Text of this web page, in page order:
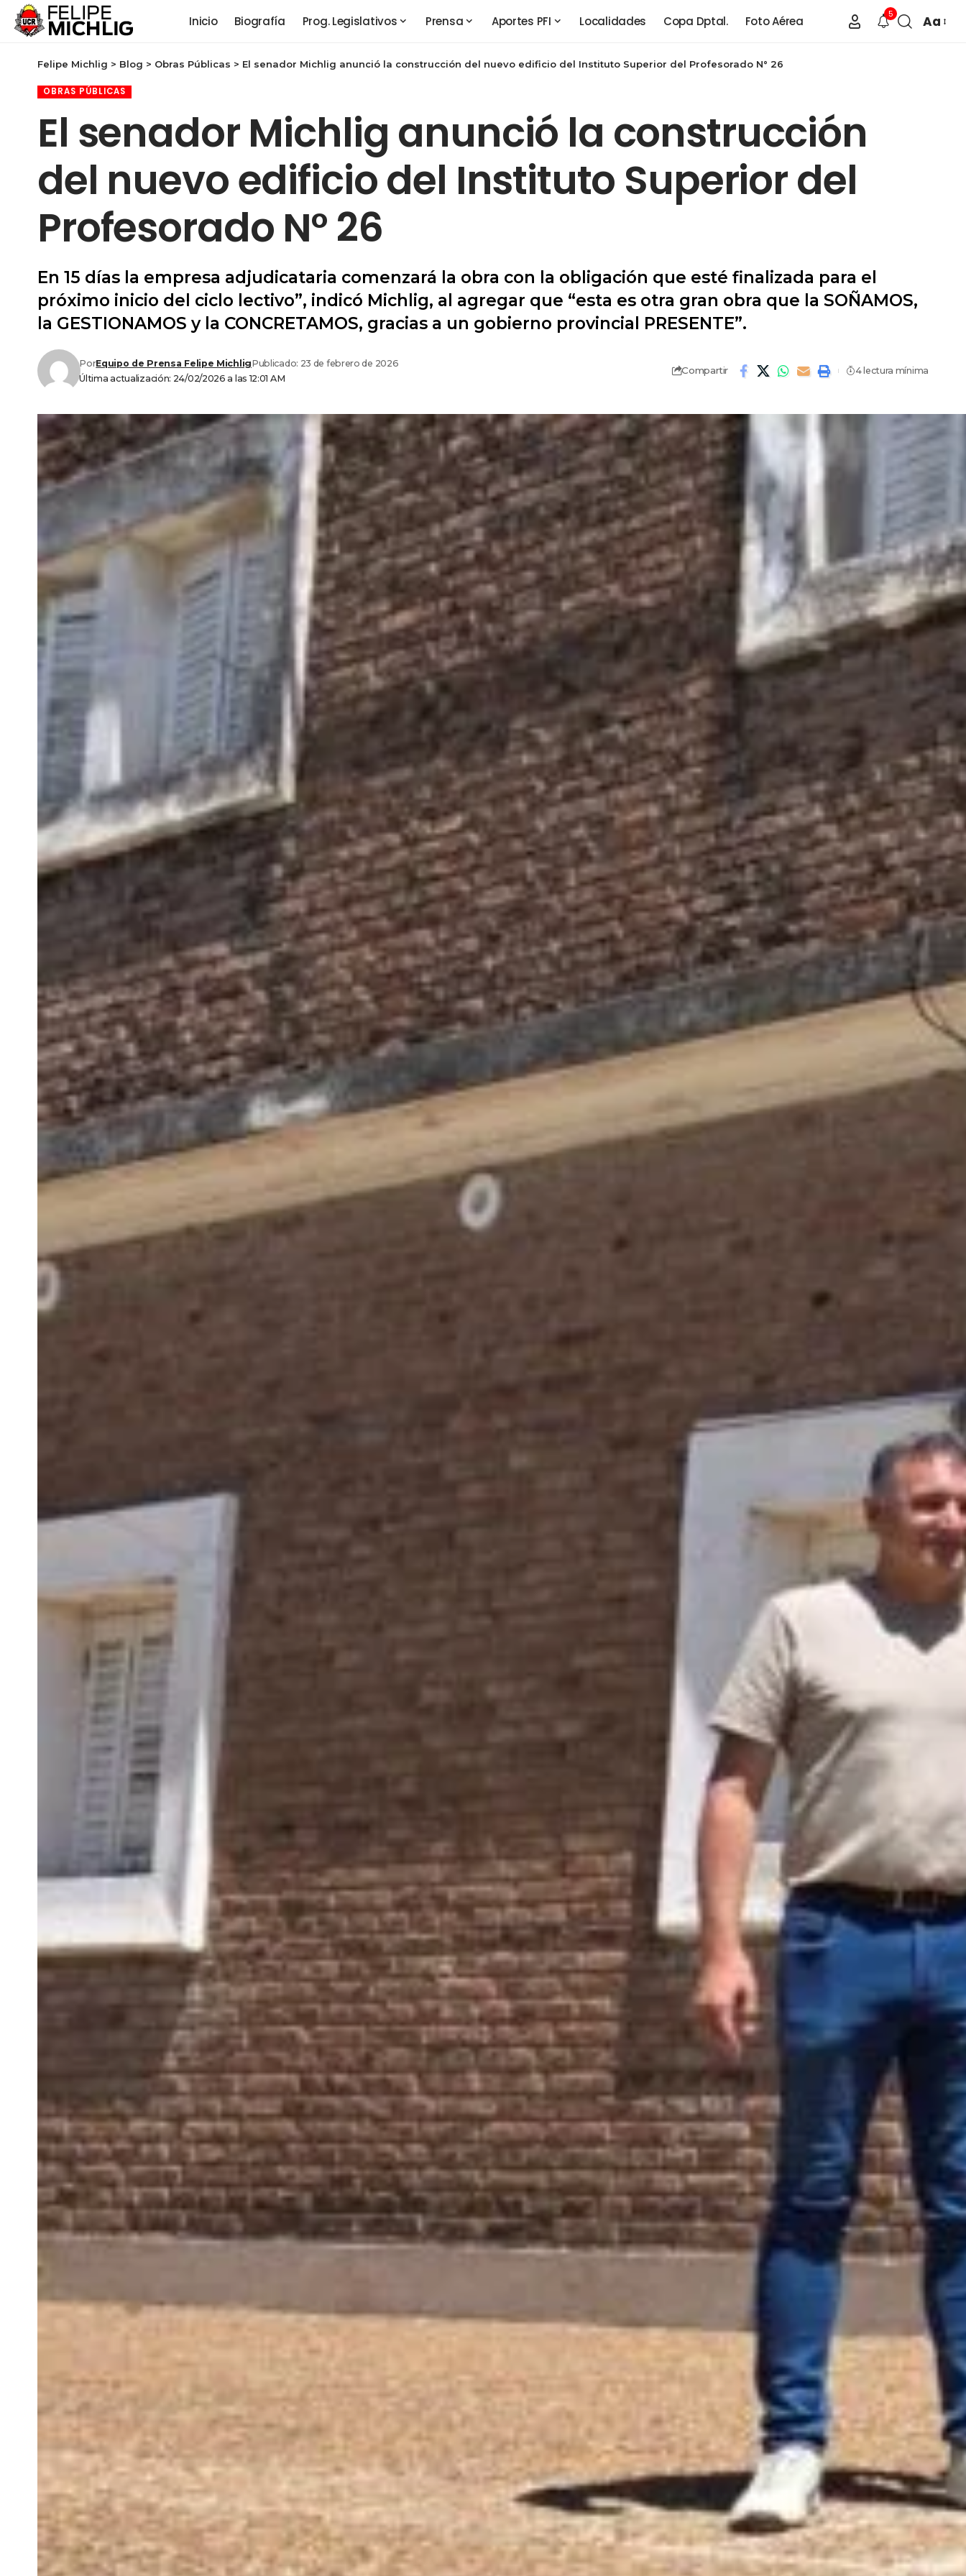
Inicio Biografía Prog. Legislativos Prensa Aportes PFI Localidades Copa Dptal. Foto Aérea
5 Aa
Felipe Michlig > Blog > Obras Públicas > El senador Michlig anunció la construcción del nuevo edificio del Instituto Superior del Profesorado N° 26
OBRAS PÚBLICAS
El senador Michlig anunció la construcción
del nuevo edificio del Instituto Superior del
Profesorado N° 26
En 15 días la empresa adjudicataria comenzará la obra con la obligación que esté finalizada para el
próximo inicio del ciclo lectivo”, indicó Michlig, al agregar que “esta es otra gran obra que la SOÑAMOS,
la GESTIONAMOS y la CONCRETAMOS, gracias a un gobierno provincial PRESENTE”.
Última actualización: 24/02/2026 a las 12:01 AM
PorEquipo de Prensa Felipe MichligPublicado: 23 de febrero de 2026
Compartir 4 lectura mínima